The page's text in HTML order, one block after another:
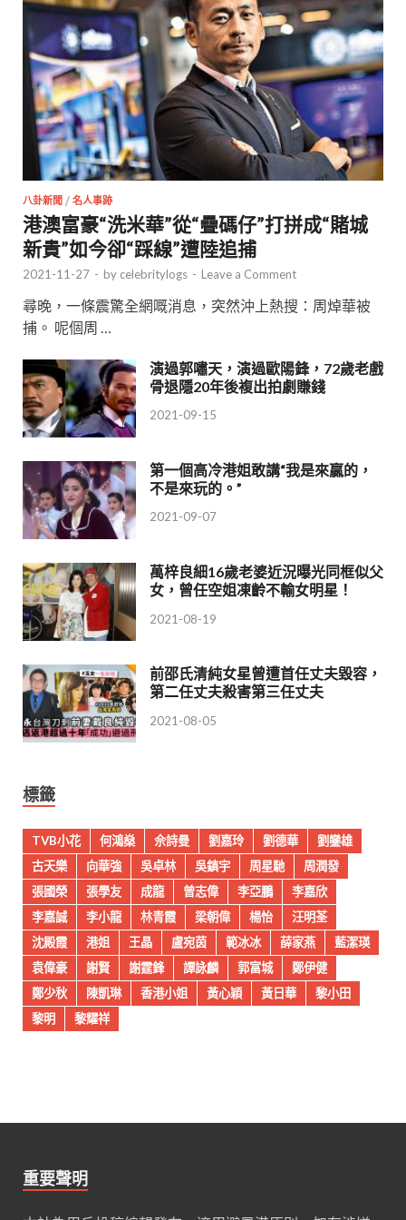
八卦新聞 / 名人事跡
港澳富豪“洗米華”從“疊碼仔”打拼成“賭城
新貴”如今卻“踩線”遭陸追捕
2021-11-27 - by celebritylogs - Leave a Comment
尋晚，一條震驚全網嘅消息，突然沖上熱搜：周焯華被
捕。 呢個周 …
演過郭嘯天，演過歐陽鋒，72歲老戲
骨退隱20年後複出拍劇賺錢
2021-09-15
第一個高冷港姐敢講“我是來贏的，
不是來玩的。”
2021-09-07
萬梓良細16歲老婆近況曝光同框似父
女，曾任空姐凍齡不輸女明星！
2021-08-19
前邵氏清純女星曾遭首任丈夫毀容，
第二任丈夫殺害第三任丈夫
2021-08-05
標籤
TVB小花 何鴻燊 佘詩曼 劉嘉玲 劉德華
劉鑾雄
古天樂
向華強 吳卓林 吳鎮宇 周星馳
周潤發
張國榮
張學友 成龍 曾志偉 李亞鵬
李嘉欣
李嘉誠
李小龍 林青霞 梁朝偉 楊怡
汪明荃
沈殿霞
港姐 王晶 盧宛茵 範冰冰 薛家燕
藍潔瑛
袁偉豪
謝賢 謝霆鋒 譚詠麟 郭富城
鄭伊健
鄭少秋
陳凱琳 香港小姐 黃心穎 黃日華
黎小田
黎明
黎耀祥
重要聲明